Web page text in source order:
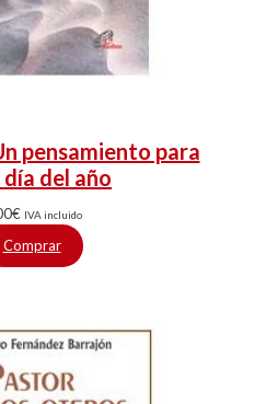
pensamiento para
día del año
€ IVA incluido
Comprar